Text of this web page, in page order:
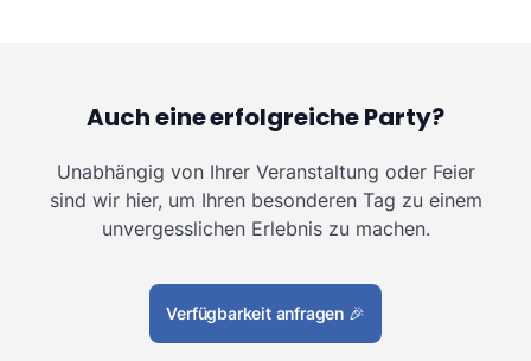
Auch eine erfolgreiche Party?
Unabhängig von Ihrer Veranstaltung oder Feier
sind wir hier, um Ihren besonderen Tag zu einem
unvergesslichen Erlebnis zu machen.
Verfügbarkeit anfragen 🎉